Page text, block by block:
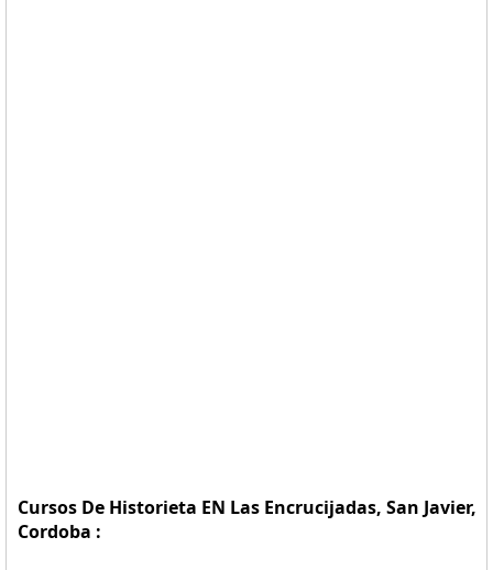
Cursos De Historieta EN Las Encrucijadas, San Javier,
Cordoba :